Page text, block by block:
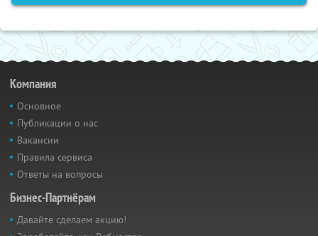
Компания
Основное
Публикации о нас
Вакансии
Правила сервиса
Ответы на вопросы
Бизнес-Партнёрам
Давайте сделаем акцию!